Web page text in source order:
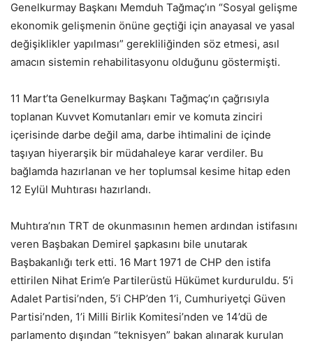
Genelkurmay Başkanı Memduh Tağmaç’ın “Sosyal gelişme
ekonomik gelişmenin önüne geçtiği için anayasal ve yasal
değişiklikler yapılması” gerekliliğinden söz etmesi, asıl
amacın sistemin rehabilitasyonu olduğunu göstermişti.
11 Mart’ta Genelkurmay Başkanı Tağmaç’ın çağrısıyla
toplanan Kuvvet Komutanları emir ve komuta zinciri
içerisinde darbe değil ama, darbe ihtimalini de içinde
taşıyan hiyerarşik bir müdahaleye karar verdiler. Bu
bağlamda hazırlanan ve her toplumsal kesime hitap eden
12 Eylül Muhtırası hazırlandı.
Muhtıra’nın TRT de okunmasının hemen ardından istifasını
veren Başbakan Demirel şapkasını bile unutarak
Başbakanlığı terk etti. 16 Mart 1971 de CHP den istifa
ettirilen Nihat Erim’e Partilerüstü Hükümet kurduruldu. 5’i
Adalet Partisi’nden, 5’i CHP’den 1’i, Cumhuriyetçi Güven
Partisi’nden, 1’i Milli Birlik Komitesi’nden ve 14’dü de
parlamento dışından “teknisyen” bakan alınarak kurulan